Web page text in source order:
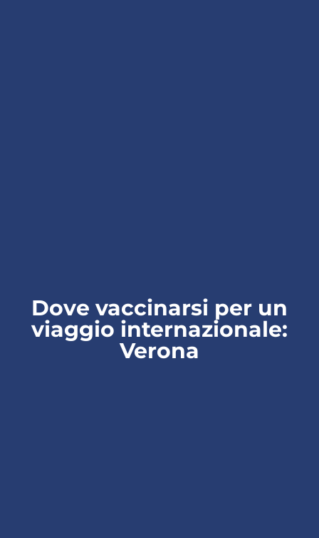
Dove vaccinarsi per un
viaggio internazionale:
Verona